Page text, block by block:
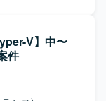
関する管理業
ーバの構築お
WAN、VPNな
対応いただき
のネットワー
V】中〜
件